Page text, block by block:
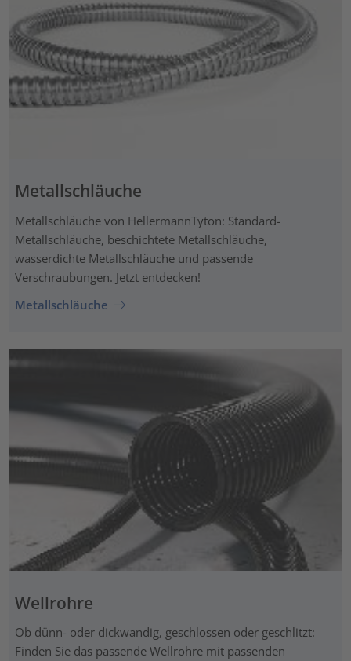
Metallschläuche
Metallschläuche von HellermannTyton: Standard-
Metallschläuche, beschichtete Metallschläuche,
wasserdichte Metallschläuche und passende
Verschraubungen. Jetzt entdecken!
Metallschläuche
Wellrohre
Ob dünn- oder dickwandig, geschlossen oder geschlitzt:
Finden Sie das passende Wellrohre mit passenden